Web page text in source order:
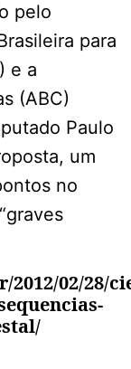
pelo
para
e a
(ABC)
Paulo
um
no
02/28/